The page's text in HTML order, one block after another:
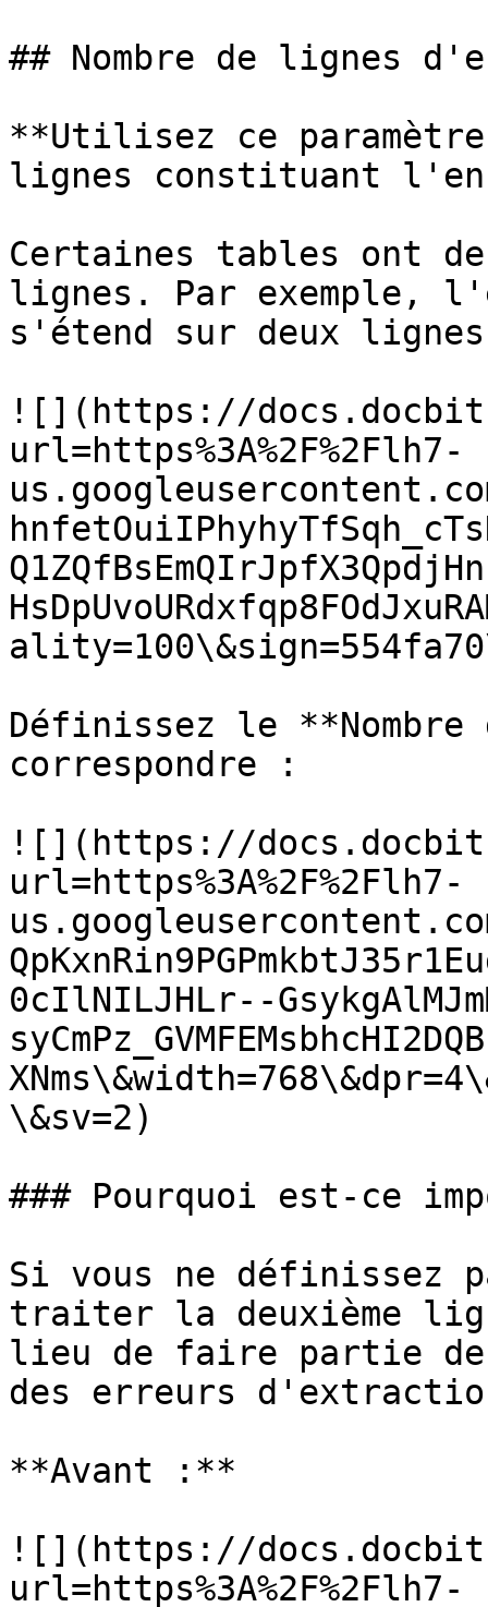
## Nombre de lignes
**Utilisez ce
lignes constituant
Certaines tables ont
lignes. Par exemple,
s'étend sur deux
![](https://
url=https%3A%2F%2Flh7-
Définissez le
correspondre :
![](https://
url=https%3A%2F%2Flh7-
0cIlNILJHLr--
\&sv=2)
### Pourquoi est-ce
Si vous ne définissez
traiter la deuxième
lieu de faire partie
des erreurs
**Avant :**
![](https://
url=https%3A%2F%2Flh7-